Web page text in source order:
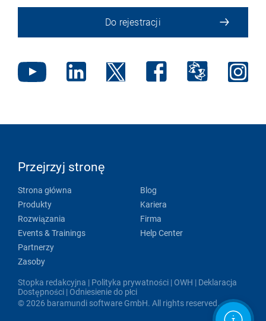
Do rejestracji
Przejrzyj stronę
Strona główna
Produkty
Rozwiązania
Events & Trainings
Partnerzy
Zasoby
Blog
Kariera
Firma
Help Center
Stopka redakcyjna | Polityka prywatności | OWH | Deklaracja
Dostępności | Odniesienie do płci
© 2026 baramundi software GmbH. All rights reserved.